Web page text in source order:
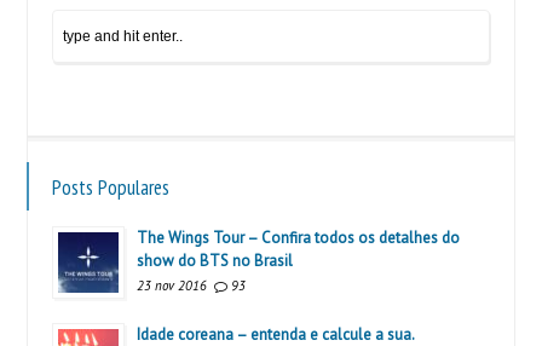
Posts Populares
The Wings Tour – Confira todos os detalhes do
show do BTS no Brasil
23 nov 2016 93
Idade coreana – entenda e calcule a sua.